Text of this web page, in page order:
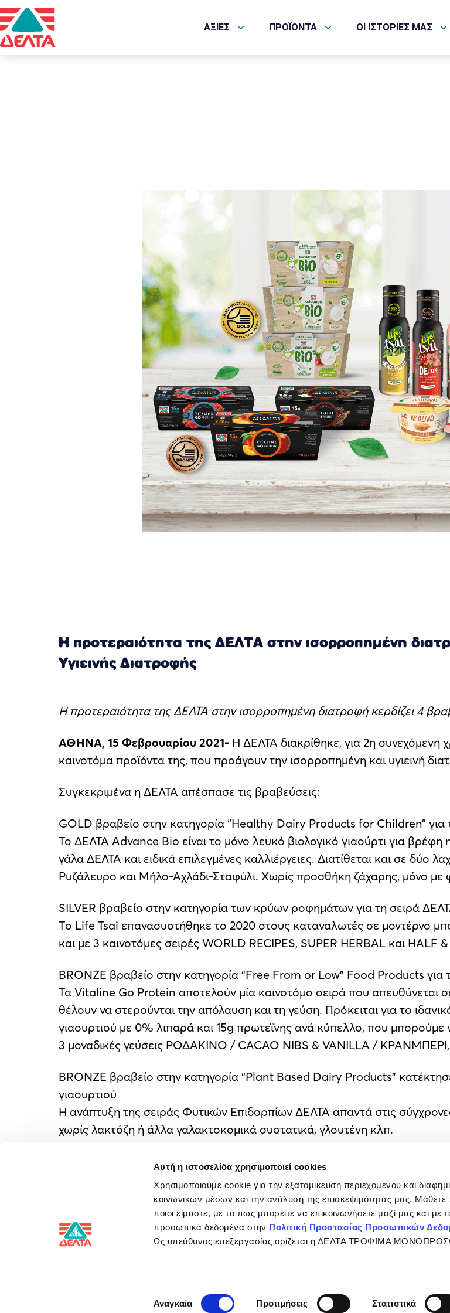
Αυτή η ιστοσελίδα χρησιμοποιεί cookies
Χρησιμοποιούμε cookie για την εξατομίκευση περιεχομένου και
κοινωνικών μέσων και την ανάλυση της επισκεψιμότητάς μας. Μάθετε
ποιοι είμαστε, με το πως μπορείτε να επικοινωνήσετε μαζί μας και
προσωπικά δεδομένα στην Πολιτική Προστασίας Προσωπικών
Ως υπεύθυνος επεξεργασίας ορίζεται η ΔΕΛΤΑ ΤΡΟΦΙΜΑ
συγκατάθεσης
Αναγκαία Προτιμήσεις Στατιστικά
ΑΞΙΕΣ ΠΡΟΪΟΝΤΑ ΟΙ ΙΣΤΟΡΙΕΣ ΜΑΣ
Η προτεραιότητα της ΔΕΛΤΑ στην ισορροπημένη
Υγιεινής Διατροφής
Η προτεραιότητα της ΔΕΛΤΑ στην ισορροπημένη διατροφή κερδίζει 4
ΑΘΗΝΑ, 15 Φεβρουαρίου 2021- Η ΔΕΛΤΑ διακρίθηκε, για 2η συνεχόμενη
καινοτόμα προϊόντα της, που προάγουν την ισορροπημένη και υγιεινή
Συγκεκριμένα η ΔΕΛΤΑ απέσπασε τις βραβεύσεις:
GOLD βραβείο στην κατηγορία “Healthy Dairy Products for Children”
Το ΔΕΛΤΑ Advance Bio είναι το μόνο λευκό βιολογικό γιαούρτι για
γάλα ΔΕΛΤΑ και ειδικά επιλεγμένες καλλιέργειες. Διατίθεται και σε δύο
Ρυζάλευρο και Μήλο-Αχλάδι-Σταφύλι. Χωρίς προσθήκη ζάχαρης, μόνο με
SILVER βραβείο στην κατηγορία των κρύων ροφημάτων για τη σειρά
Tο Life Tsai επανασυστήθηκε το 2020 στους καταναλωτές σε μοντέρνο
και με 3 καινοτόμες σειρές WORLD RECIPES, SUPER HERBAL και
BRONZE βραβείο στην κατηγορία “Free From or Low” Food Products
Τα Vitaline Go Protein αποτελούν μία καινοτόμο σειρά που απευθύνεται
θέλουν να στερούνται την απόλαυση και τη γεύση. Πρόκειται για το
γιαουρτιού με 0% λιπαρά και 15g πρωτεΐνης ανά κύπελλο, που
3 μοναδικές γεύσεις ΡΟΔΑΚΙΝΟ / CACAO NIBS & VANILLA /
BRONZE βραβείο στην κατηγορία “Plant Based Dairy Products”
γιαουρτιού
Η ανάπτυξη της σειράς Φυτικών Επιδορπίων ΔΕΛΤΑ απαντά στις
χωρίς λακτόζη ή άλλα γαλακτοκομικά συστατικά, γλουτένη κλπ.
Η ΔΕΛΤΑ παραμένει πιστή στη δέσμευσή της να προσφέρει προϊόντα
οποία μπορεί να απολαμβάνει κάθε οικογένεια, σε κάθε γωνιά της
προσφέρει καθημερινά προϊόντα με προστιθέμενη αξία για τον
απέσπασε 30 βραβεία για τα καινοτόμα προϊόντα και την υπεύθυνη
Προμηθευτή Τροφίμων.
Επικοινωνία